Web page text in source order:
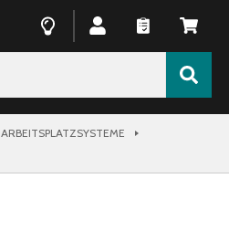
ARBEITSPLATZSYSTEME